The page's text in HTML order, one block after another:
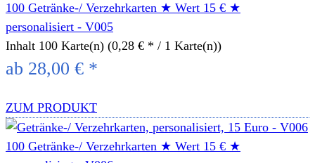
100 Getränke-/ Verzehrkarten ★ Wert 15 € ★
personalisiert - V005
Inhalt 100 Karte(n) (0,28 € * / 1 Karte(n))
ab 28,00 € *
ZUM PRODUKT
100 Getränke-/ Verzehrkarten ★ Wert 15 € ★